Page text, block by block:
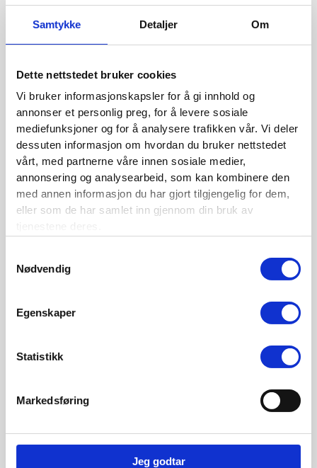
Samtykke Detaljer Om
Dette nettstedet bruker cookies
Vi bruker informasjonskapsler for å gi innhold og
annonser et personlig preg, for å levere sosiale
mediefunksjoner og for å analysere trafikken vår. Vi deler
dessuten informasjon om hvordan du bruker nettstedet
vårt, med partnerne våre innen sosiale medier,
annonsering og analysearbeid, som kan kombinere den
med annen informasjon du har gjort tilgjengelig for dem,
eller som de har samlet inn gjennom din bruk av
tjenestene deres.
Nødvendig
Egenskaper
Statistikk
Markedsføring
Jeg godtar